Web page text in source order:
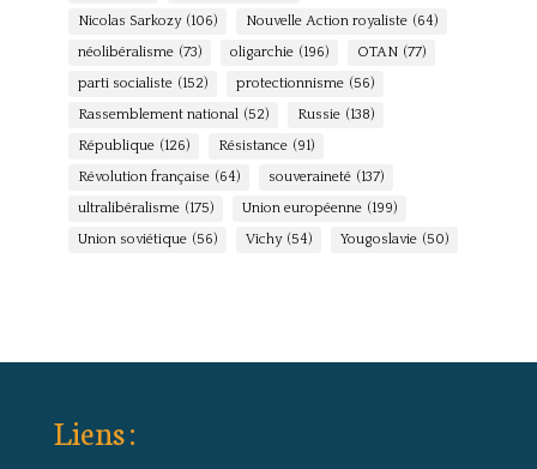
Nicolas Sarkozy (106) Nouvelle Action royaliste (64)
néolibéralisme (73) oligarchie (196) OTAN (77)
parti socialiste (152) protectionnisme (56)
Rassemblement national (52) Russie (138)
République (126) Résistance (91)
Révolution française (64) souveraineté (137)
ultralibéralisme (175) Union européenne (199)
Union soviétique (56) Vichy (54) Yougoslavie (50)
Liens :